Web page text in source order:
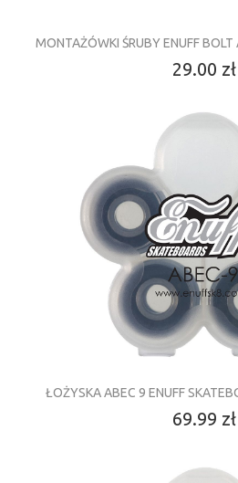
MONTAŻÓWKI ŚRUBY ENUFF
29.00 zł
ŁOŻYSKA ABEC 9 ENUFF
69.99 zł